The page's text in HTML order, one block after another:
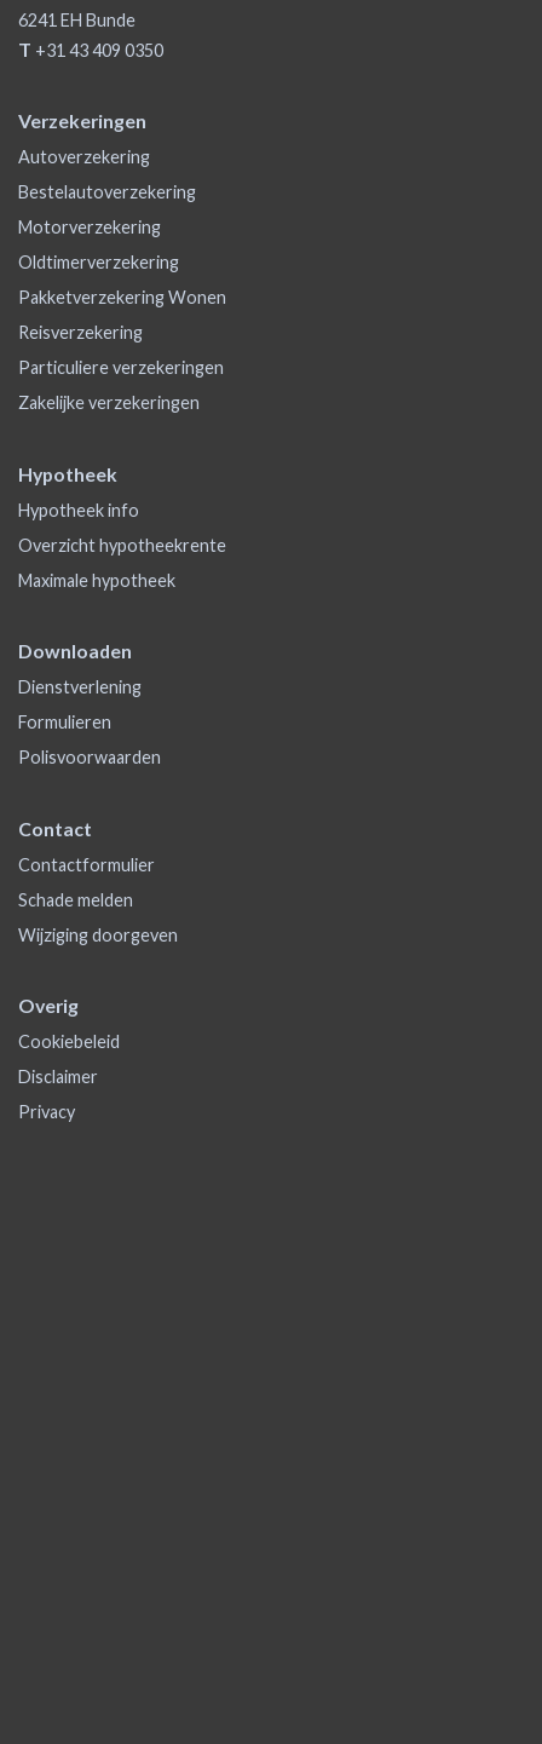
6241 EH Bunde
T +31 43 409 0350
Verzekeringen
Autoverzekering
Bestelautoverzekering
Motorverzekering
Oldtimerverzekering
Pakketverzekering Wonen
Reisverzekering
Particuliere verzekeringen
Zakelijke verzekeringen
Hypotheek
Hypotheek info
Overzicht hypotheekrente
Maximale hypotheek
Downloaden
Dienstverlening
Formulieren
Polisvoorwaarden
Contact
Contactformulier
Schade melden
Wijziging doorgeven
Overig
Cookiebeleid
Disclaimer
Privacy